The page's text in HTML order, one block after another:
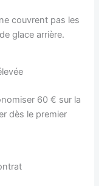
couvrent pas les
glace arrière.
60 € sur la
dès le premier